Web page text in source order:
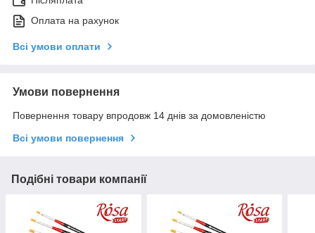
Оплата на рахунок
Всі умови оплати
Умови повернення
Повернення товару впродовж 14 днів за домовленістю
Всі умови повернення
Подібні товари компанії